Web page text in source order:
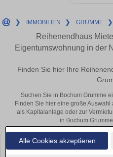
Alle Cookies akzeptieren
❯ IMMOBILIEN ❯ GRUMME ❯
Reihenendhaus
Eigentumswohnung in der
Finden Sie hier Ihre
Suchen Sie in Bochum Grumme
Finden Sie hier eine große
als Kapitalanlage oder zur
in Bochum
Leider konnten wir derzeit keine
bald wieder vorbei!